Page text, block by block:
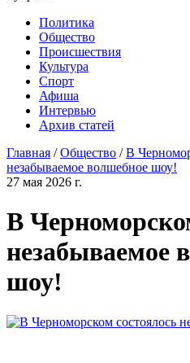
Политика
Общество
Проиcшествия
Культура
Спорт
Афиша
Интервью
Архив статей
Главная /Общество /В
незабываемое волшебное шоу!
27 мая 2026 г.
В
незабываемое
шоу!